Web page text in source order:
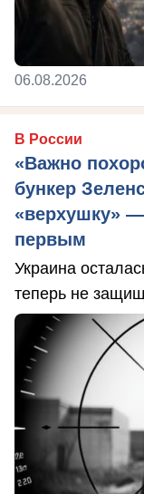
06.08.2026
В России
«Важно
бункер
«верхушку»
первым
Украина
теперь не